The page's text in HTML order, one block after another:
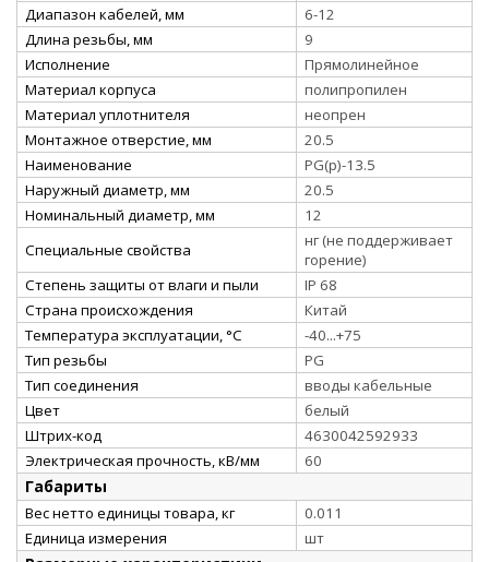
Диапазон кабелей, мм
6-12
Длина резьбы, мм
9
Исполнение
Прямолинейное
Материал корпуса
полипропилен
Материал уплотнителя
неопрен
Монтажное отверстие, мм
20.5
Наименование
PG(p)-13.5
Наружный диаметр, мм
20.5
Номинальный диаметр, мм
12
Специальные свойства
нг (не поддерживает
горение)
Степень защиты от влаги и пыли
IP 68
Страна происхождения
Китай
Температура эксплуатации, °С
-40...+75
Тип резьбы
PG
Тип соединения
вводы кабельные
Цвет
белый
Штрих-код
4630042592933
Электрическая прочность, кВ/мм
60
Габариты
Вес нетто единицы товара, кг
0.011
Единица измерения
шт